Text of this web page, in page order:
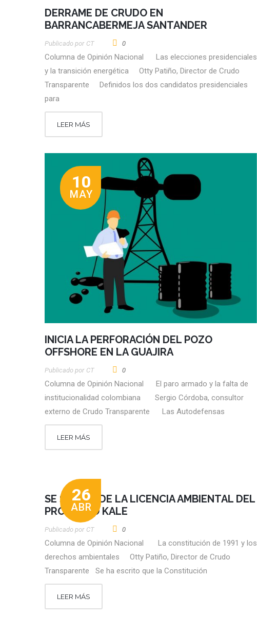
DERRAME DE CRUDO EN
BARRANCABERMEJA SANTANDER
Publicado por CT 0
Columna de Opinión Nacional Las elecciones presidenciales
y la transición energética Otty Patiño, Director de Crudo
Transparente Definidos los dos candidatos presidenciales
para
LEER MÁS
10
MAY
INICIA LA PERFORACIÓN DEL POZO
OFFSHORE EN LA GUAJIRA
Publicado por CT 0
Columna de Opinión Nacional El paro armado y la falta de
institucionalidad colombiana Sergio Córdoba, consultor
externo de Crudo Transparente Las Autodefensas
LEER MÁS
26
ABR
SE SUSPENDE LA LICENCIA AMBIENTAL DEL
PROYECTO KALE
Publicado por CT 0
Columna de Opinión Nacional La constitución de 1991 y los
derechos ambientales Otty Patiño, Director de Crudo
Transparente Se ha escrito que la Constitución
LEER MÁS